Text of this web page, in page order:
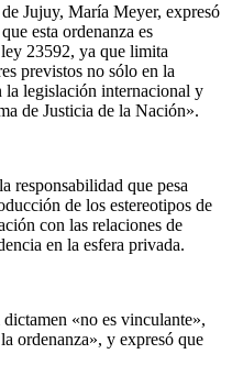
Jujuy, María Meyer, expresó
esta ordenanza es
23592, ya que limita
previstos no sólo en la
la legislación internacional y
de Justicia de la Nación».
responsabilidad que pesa
de los estereotipos de
con las relaciones de
en la esfera privada.
«no es vinculante»,
ordenanza», y expresó que